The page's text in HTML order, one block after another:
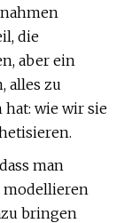
die
aber ein
alles zu
hat: wie wir sie
man
modellieren
bringen